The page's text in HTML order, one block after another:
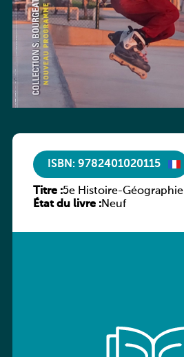
ISBN: 9782401020115
Titre :5e Histoire-Géographie
État du livre :Neuf